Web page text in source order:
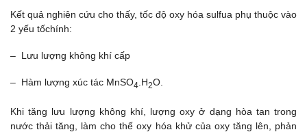
Kết quả nghiên cứu cho thấy, tốc độ oxy hóa sulfua phụ thuộc vào
2 yếu tốchính:
– Lưu lượng không khí cấp
– Hàm lượng xúc tác MnSO4 .H2O.
Khi tăng lưu lượng không khí, lượng oxy ở dạng hòa tan trong
nước thải tăng, làm cho thế oxy hóa khử của oxy tăng lên, phản